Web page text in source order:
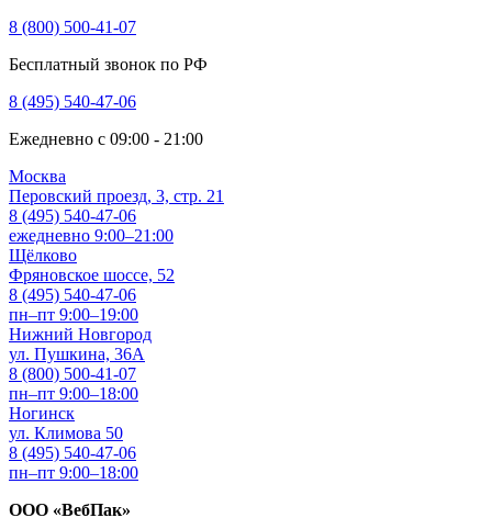
8 (800) 500-41-07
Бесплатный звонок по РФ
8 (495) 540-47-06
Ежедневно с 09:00 - 21:00
Москва
Перовский проезд, 3, стр. 21
8 (495) 540-47-06
ежедневно 9:00–21:00
Щёлково
Фряновское шоссе, 52
8 (495) 540-47-06
пн–пт 9:00–19:00
Нижний Новгород
ул. Пушкина, 36А
8 (800) 500-41-07
пн–пт 9:00–18:00
Ногинск
ул. Климова 50
8 (495) 540-47-06
пн–пт 9:00–18:00
ООО «ВебПак»